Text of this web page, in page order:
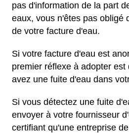
pas d'information de la part
eaux, vous n'êtes pas obligé
de votre facture d'eau.
Si votre facture d'eau est
premier réflexe à adopter
avez une fuite d'eau dans
Si vous détectez une fuite
envoyer à votre fournisseur
certifiant qu'une entreprise